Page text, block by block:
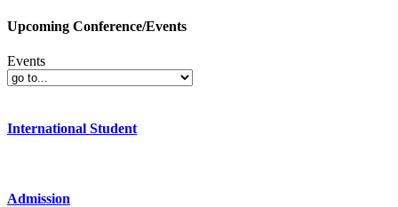
Upcoming Conference/Events
Events
International Student
Admission